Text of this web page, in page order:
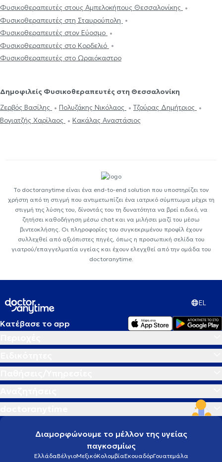
Φυσικοθεραπευτές στους Αμπελοκήπους Θεσσαλονίκης
Φυσικοθεραπευτές στη Σταυρούπολη
Φυσικοθεραπευτές στον Εύοσμο
Φυσικοθεραπευτές στο Κορδελιό
Φυσικοθεραπευτές στο Ωραιόκαστρο
Δημοφιλείς Φυσικοθεραπευτές στη Θεσσαλονίκη
Ζερβός Βασίλης
Πολυζάκης Νικόλαος
Τζούρας Δημήτριος
Βογιατζής Χαρίλαος
Κακάλας Αναστάσιος
Το doctoranytime είναι ένα end-to-end solution που υποστηρίζει τον
χρήστη από τη στιγμή που αντιμετωπίζει ένα ιατρικό σύμπτωμα μέχρι τη
στιγμή της λύσης του, δίνοντάς του τη δυνατότητα να βρεί ειδικό, να
ζητήσει καθοδήγηση μέσω chat και να μιλήσει μαζί του μέσω
βιντεοκλήσης. Οι πληροφορίες του συγκεκριμένου προφίλ έχουν
συλλεχθεί από αξιόπιστες πηγές, όπως η προσωπική σελίδα του
γιατρού/επαγγελματία υγείας και έχουν ελεγχθεί από την ομάδα του
doctoranytime.
EL
Κατέβασε το app
Διαμορφώνουμε το μέλλον της υγείας
παγκοσμίως
ΕλλάδαΒέλγιοΜεξικόΚολομβίαΕκουαδόρΓουατεμάλα